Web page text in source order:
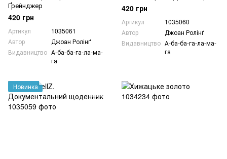
Ґрейнджер
420 грн
Артикул
1035061
Автор
Джоан Ролінґ
Видавництво А-ба-ба-га-ла-ма-
га
420 грн
Артикул
1035060
Автор
Джоан Ролінґ
Видавництво А-ба-ба-га-ла-ма-
га
Новинка